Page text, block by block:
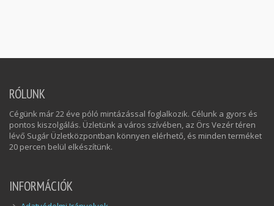
RÓLUNK
Cégünk már 22 éve póló mintázással foglalkozik. Célunk a gyors és
pontos kiszolgálás. Üzletünk a város szívében, az Örs Vezér téren
lévő Sugár Üzletközpontban könnyen elérhető, és minden terméket
20 percen belül elkészítünk.
INFORMÁCIÓK